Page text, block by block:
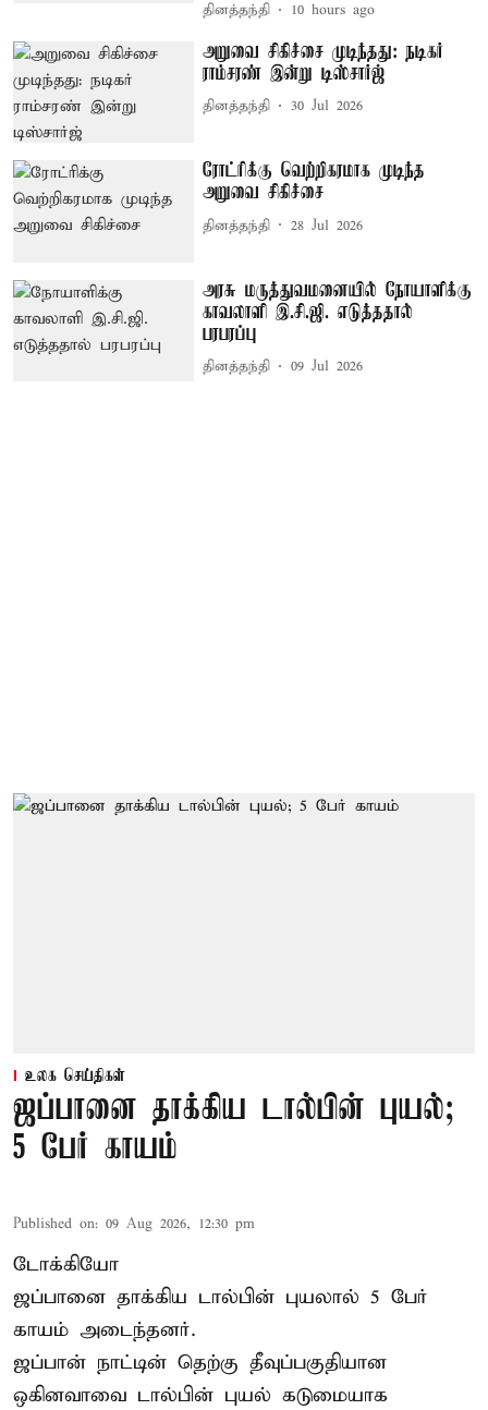
தினத்தந்தி 10 hours ago
அறுவை சிகிச்சை முடிந்தது: நடிகர்
ராம்சரண் இன்று டிஸ்சார்ஜ்
தினத்தந்தி 30 Jul 2026
ரோட்ரிக்கு வெற்றிகரமாக முடிந்த
அறுவை சிகிச்சை
தினத்தந்தி 28 Jul 2026
அரசு மருத்துவமனையில் நோயாளிக்கு
காவலாளி இ.சி.ஜி. எடுத்ததால்
பரபரப்பு
தினத்தந்தி 09 Jul 2026
உலக செய்திகள்
ஜப்பானை தாக்கிய டால்பின் புயல்;
5 பேர் காயம்
Published on: 09 Aug 2026, 12:30 pm
டோக்கியோ
ஜப்பானை தாக்கிய டால்பின் புயலால் 5 பேர்
காயம் அடைந்தனர்.
ஜப்பான் நாட்டின் தெற்கு தீவுப்பகுதியான
ஒகினவாவை டால்பின் புயல் கடுமையாக